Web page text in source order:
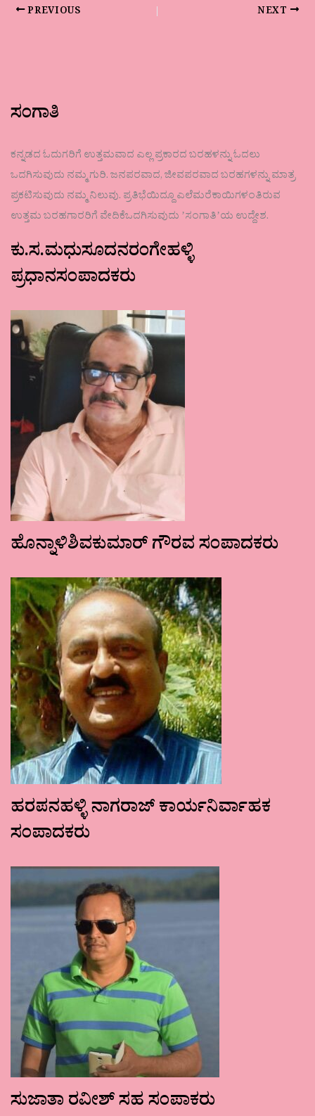
PREVIOUS NEXT
ಸಂಗಾತಿ
ಕನ್ನಡದ ಓದುಗರಿಗೆ ಉತ್ತಮವಾದ ಎಲ್ಲ ಪ್ರಕಾರದ ಬರಹಳನ್ನು ಓದಲು
ಒದಗಿಸುವುದು ನಮ್ಮ ಗುರಿ. ಜನಪರವಾದ, ಜೀವಪರವಾದ ಬರಹಗಳನ್ನು ಮಾತ್ರ
ಪ್ರಕಟಿಸುವುದು ನಮ್ಮ ನಿಲುವು. ಪ್ರತಿಭೆಯಿದ್ದೂ ಎಲೆಮರೆಕಾಯಿಗಳಂತಿರುವ
ಉತ್ತಮ ಬರಹಗಾರರಿಗೆ ವೇದಿಕೆಒದಗಿಸುವುದು ʼಸಂಗಾತಿʼಯ ಉದ್ದೇಶ.
ಕು.ಸ.ಮಧುಸೂದನರಂಗೇಹಳ್ಳಿ
ಪ್ರಧಾನಸಂಪಾದಕರು
ಹೊನ್ನಾಳಿಶಿವಕುಮಾರ್ ಗೌರವ ಸಂಪಾದಕರು
ಹರಪನಹಳ್ಳಿ ನಾಗರಾಜ್ ಕಾರ್ಯನಿರ್ವಾಹಕ
ಸಂಪಾದಕರು
ಸುಜಾತಾ ರವೀಶ್ ಸಹ ಸಂಪಾಕರು